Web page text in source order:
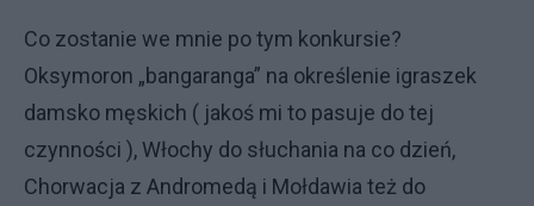
Co zostanie we mnie po tym konkursie?
Oksymoron „bangaranga” na określenie igraszek
damsko męskich ( jakoś mi to pasuje do tej
czynności ), Włochy do słuchania na co dzień,
Chorwacja z Andromedą i Mołdawia też do